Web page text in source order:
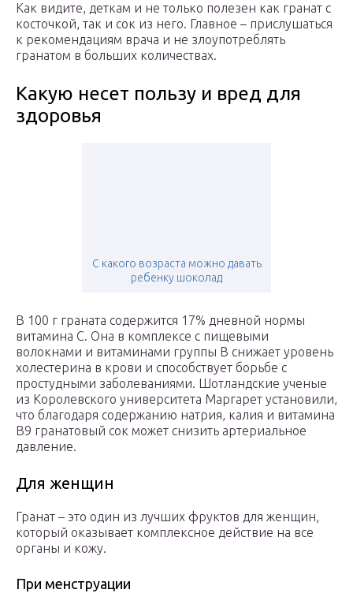
Как видите, деткам и не только полезен как гранат с
косточкой, так и сок из него. Главное – прислушаться
к рекомендациям врача и не злоупотреблять
гранатом в больших количествах.
Какую несет пользу и вред для
здоровья
С какого возраста можно давать
ребенку шоколад
В 100 г граната содержится 17% дневной нормы
витамина С. Она в комплексе с пищевыми
волокнами и витаминами группы В снижает уровень
холестерина в крови и способствует борьбе с
простудными заболеваниями. Шотландские ученые
из Королевского университета Маргарет установили,
что благодаря содержанию натрия, калия и витамина
В9 гранатовый сок может снизить артериальное
давление.
Для женщин
Гранат – это один из лучших фруктов для женщин,
который оказывает комплексное действие на все
органы и кожу.
При менструации